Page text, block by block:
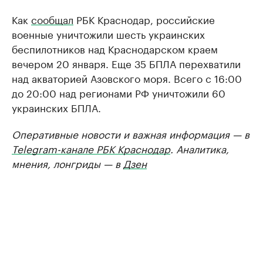
Как сообщал РБК Краснодар, российские
военные уничтожили шесть украинских
беспилотников над Краснодарском краем
вечером 20 января. Еще 35 БПЛА перехватили
над акваторией Азовского моря. Всего с 16:00
до 20:00 над регионами РФ уничтожили 60
украинских БПЛА.
Оперативные новости и важная информация — в
Telegram-канале РБК Краснодар. Аналитика,
мнения, лонгриды — в Дзен